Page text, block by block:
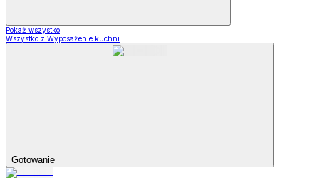
Pokaż wszystko
Wszystko z Wyposażenie kuchni
Gotowanie